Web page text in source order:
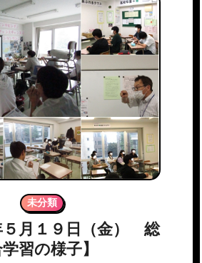
未分類
５月１９日（金） 総
習の様子】